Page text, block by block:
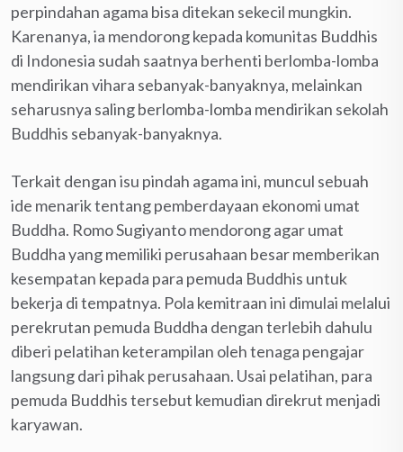
perpindahan agama bisa ditekan sekecil mungkin.
Karenanya, ia mendorong kepada komunitas Buddhis
di Indonesia sudah saatnya berhenti berlomba-lomba
mendirikan vihara sebanyak-banyaknya, melainkan
seharusnya saling berlomba-lomba mendirikan sekolah
Buddhis sebanyak-banyaknya.
Terkait dengan isu pindah agama ini, muncul sebuah
ide menarik tentang pemberdayaan ekonomi umat
Buddha. Romo Sugiyanto mendorong agar umat
Buddha yang memiliki perusahaan besar memberikan
kesempatan kepada para pemuda Buddhis untuk
bekerja di tempatnya. Pola kemitraan ini dimulai melalui
perekrutan pemuda Buddha dengan terlebih dahulu
diberi pelatihan keterampilan oleh tenaga pengajar
langsung dari pihak perusahaan. Usai pelatihan, para
pemuda Buddhis tersebut kemudian direkrut menjadi
karyawan.